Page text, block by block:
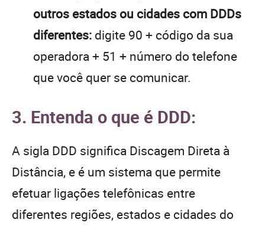
outros estados ou cidades com DDDs
diferentes: digite 90 + código da sua
operadora + 51 + número do telefone
que você quer se comunicar.
3. Entenda o que é DDD:
A sigla DDD significa Discagem Direta à
Distância, e é um sistema que permite
efetuar ligações telefônicas entre
diferentes regiões, estados e cidades do